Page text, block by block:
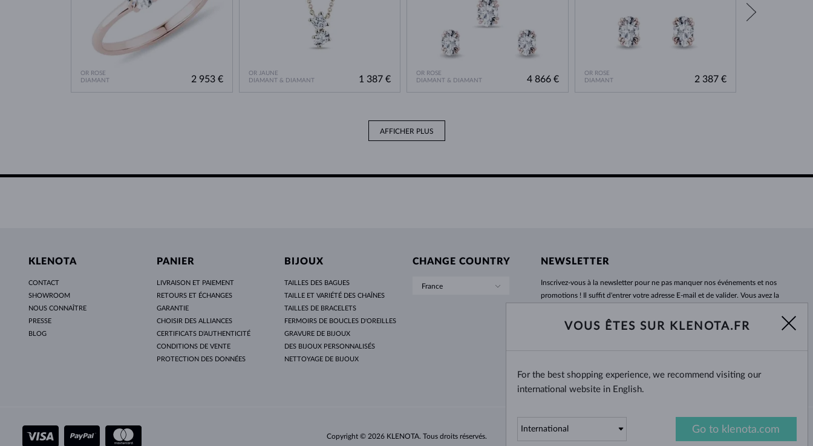
OR ROSE
DIAMANT
2 953 €
OR JAUNE
DIAMANT & DIAMANT
1 387 €
OR ROSE
DIAMANT & DIAMANT
4 866 €
OR ROSE
DIAMANT
2 387 €
AFFICHER PLUS
KLENOTA
CONTACT
SHOWROOM
NOUS CONNAÎTRE
PRESSE
BLOG
PANIER
LIVRAISON ET PAIEMENT
RETOURS ET ÉCHANGES
GARANTIE
CHOISIR DES ALLIANCES
CERTIFICATS D’AUTHENTICITÉ
CONDITIONS DE VENTE
PROTECTION DES DONNÉES
BIJOUX
TAILLES DES BAGUES
TAILLE ET VARIÉTÉ DES CHAÎNES
TAILLES DE BRACELETS
FERMOIRS DE BOUCLES D'OREILLES
GRAVURE DE BIJOUX
DES BIJOUX PERSONNALISÉS
NETTOYAGE DE BIJOUX
CHANGE COUNTRY
France
NEWSLETTER
Inscrivez-vous àla newsletter pour ne pas manquer nos événements et nos
promotions ! Il suffit d'entrer votre adresse E-mail et de valider. Vous avez la
impatience.
Oui, je veux recevoir desnouvelles intéressantes par e-mail.
Copyright © 2026 KLENOTA. Tous droits réservés.
VOUS ÊTES SUR KLENOTA.FR
For the best shopping experience, we recommend visiting our
international website in English.
Go to klenota.com